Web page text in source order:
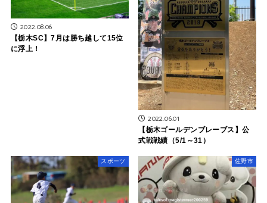
2022.08.06
【栃木SC】7月は勝ち越して15位
に浮上！
2022.06.01
【栃木ゴールデンブレーブス】公
式戦戦績（5/1～31）
スポーツ 佐野市